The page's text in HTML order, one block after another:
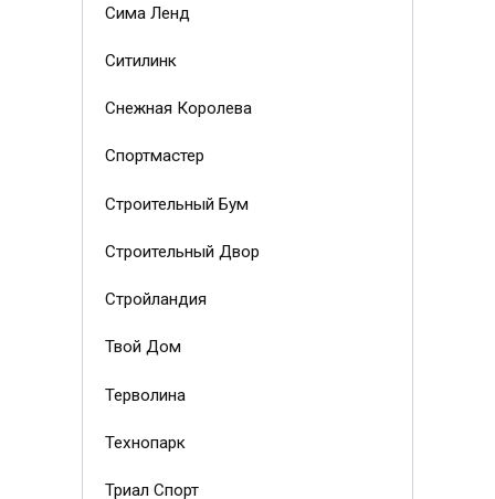
Сима Ленд
Ситилинк
Снежная Королева
Спортмастер
Строительный Бум
Строительный Двор
Стройландия
Твой Дом
Терволина
Технопарк
Триал Спорт